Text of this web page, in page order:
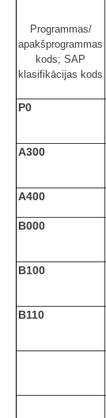
Programmas/
apakšprogrammas
kods; SAP
klasifikācijas kods
P0
A300
A400
B000
B100
B110